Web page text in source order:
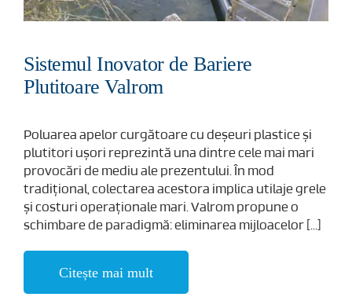
Sistemul Inovator de Bariere
Plutitoare Valrom
Poluarea apelor curgătoare cu deșeuri plastice și
plutitori ușori reprezintă una dintre cele mai mari
provocări de mediu ale prezentului. În mod
tradițional, colectarea acestora implica utilaje grele
și costuri operaționale mari. Valrom propune o
schimbare de paradigmă: eliminarea mijloacelor [...]
Citește mai mult